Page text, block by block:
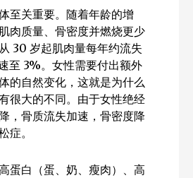
至关重要。随着年龄的增
肉质量、骨密度并燃烧更少
30 岁起肌肉量每年约流失
至 3%。女性需要付出额外
的自然变化，这就是为什么
很大的不同。由于女性绝经
，骨质流失加速，骨密度降
症。
蛋白（蛋、奶、瘦肉）、高